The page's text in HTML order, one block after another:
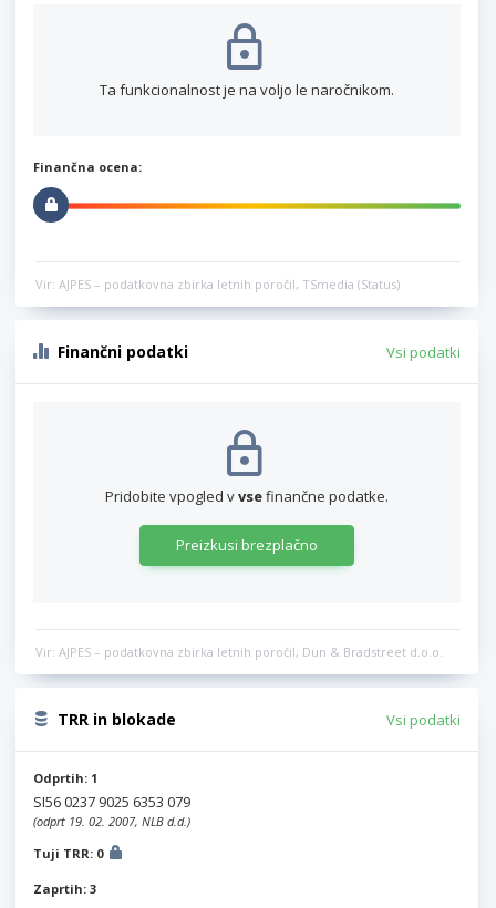
Ta funkcionalnost je na voljo le naročnikom.
Finančna ocena:
Vir: AJPES – podatkovna zbirka letnih poročil, TSmedia (Status)
Finančni podatki Vsi podatki
Pridobite vpogled vvsefinančne podatke.
Preizkusi brezplačno
Vir: AJPES – podatkovna zbirka letnih poročil, Dun & Bradstreet d.o.o.
TRR in blokade Vsi podatki
Odprtih: 1
SI56 0237 9025 6353 079
(odprt 19. 02. 2007, NLB d.d.)
Tuji TRR: 0
Zaprtih: 3